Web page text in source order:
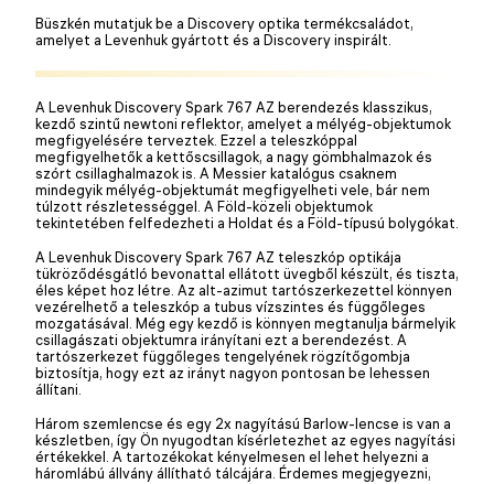
Büszkén mutatjuk be a Discovery optika termékcsaládot,
amelyet a Levenhuk gyártott és a Discovery inspirált.
A Levenhuk Discovery Spark 767 AZ berendezés klasszikus,
kezdő szintű newtoni reflektor, amelyet a mélyég-objektumok
megfigyelésére terveztek. Ezzel a teleszkóppal
megfigyelhetők a kettőscsillagok, a nagy gömbhalmazok és
szórt csillaghalmazok is. A Messier katalógus csaknem
mindegyik mélyég-objektumát megfigyelheti vele, bár nem
túlzott részletességgel. A Föld-közeli objektumok
tekintetében felfedezheti a Holdat és a Föld-típusú bolygókat.
A Levenhuk Discovery Spark 767 AZ teleszkóp optikája
tükröződésgátló bevonattal ellátott üvegből készült, és tiszta,
éles képet hoz létre. Az alt-azimut tartószerkezettel könnyen
vezérelhető a teleszkóp a tubus vízszintes és függőleges
mozgatásával. Még egy kezdő is könnyen megtanulja bármelyik
csillagászati objektumra irányítani ezt a berendezést. A
tartószerkezet függőleges tengelyének rögzítőgombja
biztosítja, hogy ezt az irányt nagyon pontosan be lehessen
állítani.
Három szemlencse és egy 2x nagyítású Barlow-lencse is van a
készletben, így Ön nyugodtan kísérletezhet az egyes nagyítási
értékekkel. A tartozékokat kényelmesen el lehet helyezni a
háromlábú állvány állítható tálcájára. Érdemes megjegyezni,